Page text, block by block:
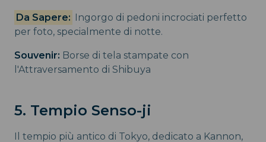
Da Sapere: Ingorgo di pedoni incrociati perfetto
per foto, specialmente di notte.
Souvenir: Borse di tela stampate con
l'Attraversamento di Shibuya
5. Tempio Senso-ji
Il tempio più antico di Tokyo, dedicato a Kannon,